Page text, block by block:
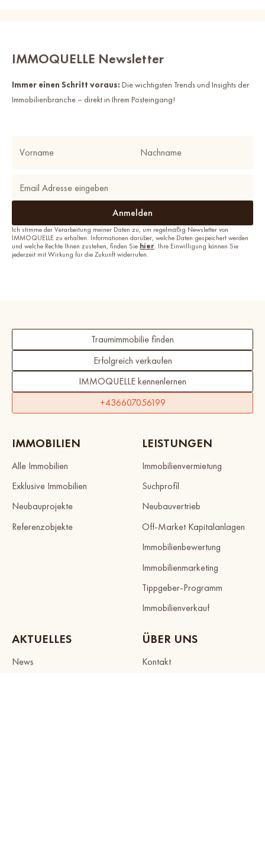
IMMOQUELLE Newsletter
Immer einen Schritt voraus: Die wichtigsten Trends und Insights der
Immobilienbranche – direkt in Ihrem Posteingang!
Ich stimme der Verarbeitung meiner Daten zu, um regelmäßig Newsletter von
IMMOQUELLE zu erhalten. Informationen darüber, welche Daten gespeichert werden
und welche Rechte Ihnen zustehen, finden Sie hier. Ihre Einwilligung können Sie
jederzeit mit Wirkung für die Zukunft widerrufen.
Traumimmobilie finden
Erfolgreich verkaufen
IMMOQUELLE kennenlernen
+436607056199
IMMOBILIEN
Alle Immobilien
Exklusive Immobilien
Neubauprojekte
Referenzobjekte
LEISTUNGEN
Immobilienvermietung
Suchprofil
Neubauvertrieb
Off-Market Kapitalanlagen
Immobilienbewertung
Immobilienmarketing
Tippgeber-Programm
Immobilienverkauf
AKTUELLES
News
ÜBER UNS
Kontakt